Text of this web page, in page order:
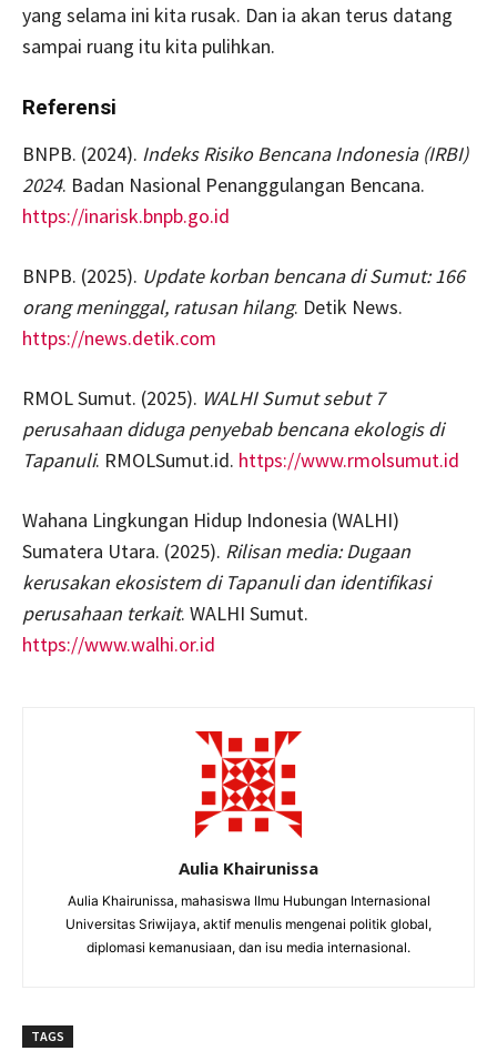
yang selama ini kita rusak. Dan ia akan terus datang
sampai ruang itu kita pulihkan.
Referensi
BNPB. (2024). Indeks Risiko Bencana Indonesia (IRBI)
2024. Badan Nasional Penanggulangan Bencana.
https://inarisk.bnpb.go.id
BNPB. (2025). Update korban bencana di Sumut: 166
orang meninggal, ratusan hilang. Detik News.
https://news.detik.com
RMOL Sumut. (2025). WALHI Sumut sebut 7
perusahaan diduga penyebab bencana ekologis di
Tapanuli. RMOLSumut.id. https://www.rmolsumut.id
Wahana Lingkungan Hidup Indonesia (WALHI)
Sumatera Utara. (2025). Rilisan media: Dugaan
kerusakan ekosistem di Tapanuli dan identifikasi
perusahaan terkait. WALHI Sumut.
https://www.walhi.or.id
Aulia Khairunissa
Aulia Khairunissa, mahasiswa Ilmu Hubungan Internasional
Universitas Sriwijaya, aktif menulis mengenai politik global,
diplomasi kemanusiaan, dan isu media internasional.
TAGS